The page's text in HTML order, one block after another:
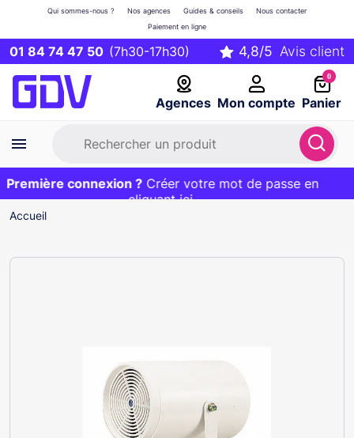
01 84 74 47 50 (7h30-17h30)
Agences Mon compte
Qui sommes-nous ? Nos agences Guides & conseils
Nous contacter
Paiement en ligne
0
Panier
Première commande ?20€ OFFERT sur votre panier
et livraison 24/48h gratuite avec le codeBIENVENUE
connexion ? Créer votre mot de passe en
cliquant ici
EXCLU WEB :
Accueil